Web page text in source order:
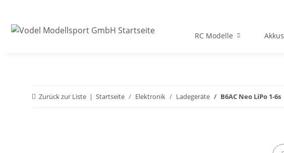
RC Modelle Akkus
Zurück zur Liste Startseite Elektronik Ladegeräte B6AC Neo LiPo 1-6s